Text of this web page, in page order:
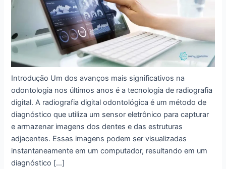
Introdução Um dos avanços mais significativos na
odontologia nos últimos anos é a tecnologia de radiografia
digital. A radiografia digital odontológica é um método de
diagnóstico que utiliza um sensor eletrônico para capturar
e armazenar imagens dos dentes e das estruturas
adjacentes. Essas imagens podem ser visualizadas
instantaneamente em um computador, resultando em um
diagnóstico […]